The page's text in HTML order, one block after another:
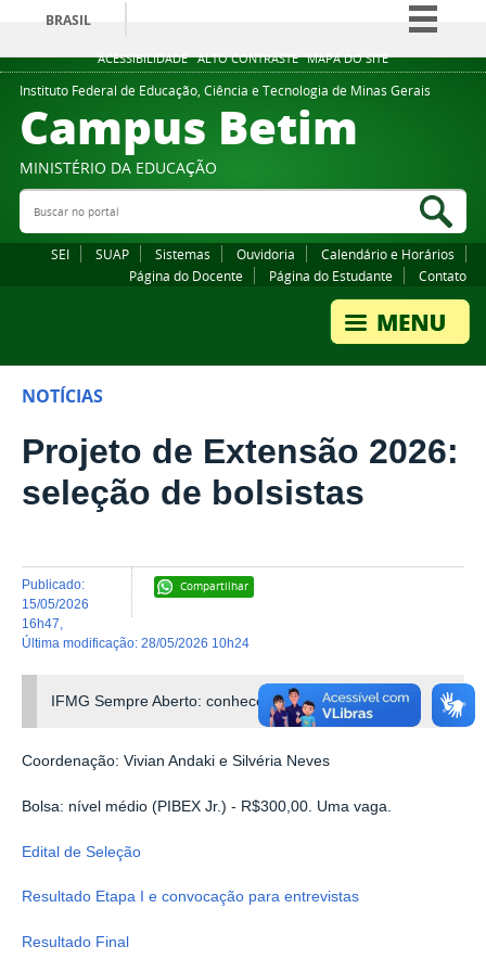
ACESSIBILIDADE ALTO CONTRASTE MAPA DO SITE
BRASIL
Simplifique!
Comunica BR
Participe
Legislação
Instituto Federal de Educação, Ciência e Tecnologia de Minas Gerais
Campus Betim
MINISTÉRIO DA EDUCAÇÃO
Buscar no portal
SEI SUAP Sistemas Ouvidoria
Calendário e Horários
Página do Docente
Página do Estudante Contato
NOTÍCIAS
Projeto de Extensão 2026:
seleção de bolsistas
Compartilhar
publicado:
15/05/2026
16h47
última modificação: 28/05/2026 10h24
IFMG Sempre Aberto: conhecendo o Campus Betim
Coordenação: Vivian Andaki e Silvéria Neves
Bolsa: nível médio (PIBEX Jr.) - R$300,00. Uma vaga.
Edital de Seleção
Resultado Etapa I e convocação para entrevistas
Resultado Final